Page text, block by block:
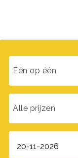
Één op één
Alle prijzen